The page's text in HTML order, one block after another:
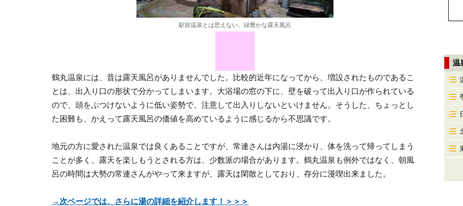
駅前温泉とは思えない、緑豊かな露天風呂
鶴丸温泉には、昔は露天風呂がありませんでした。比較的近年になってから、増設されたものであるこ
とは、出入り口の形状で分かってしまいます。大浴場の窓の下に、壁を破って出入り口が作られている
ので、頭をぶつけないように低い姿勢で、注意して出入りしないといけません。そうした、ちょっとし
た困難も、かえって露天風呂の価値を高めているように感じるから不思議です。
地元の方に愛された温泉では良くあることですが、常連さんは内湯に浸かり、体を洗って帰ってしまう
ことが多く、露天を楽しもうとされる方は、少数派の場合があります。鶴丸温泉も例外ではなく、朝風
呂の時間は大勢の常連さんがやって来ますが、露天は閑散としており、存分に漫喫出来ました。
→次ページでは、さらに湯の詳細を紹介します！＞＞＞
温